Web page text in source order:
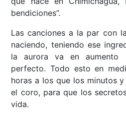
bendiciones”.
Las canciones a la par con
naciendo, teniendo ese
la aurora va en
perfecto. Todo esto en
horas a los que los minutos
el coro, para que los
vida.